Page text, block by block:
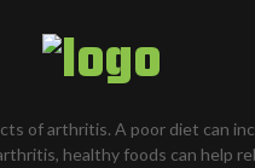
of arthritis. A poor diet can
healthy foods can help